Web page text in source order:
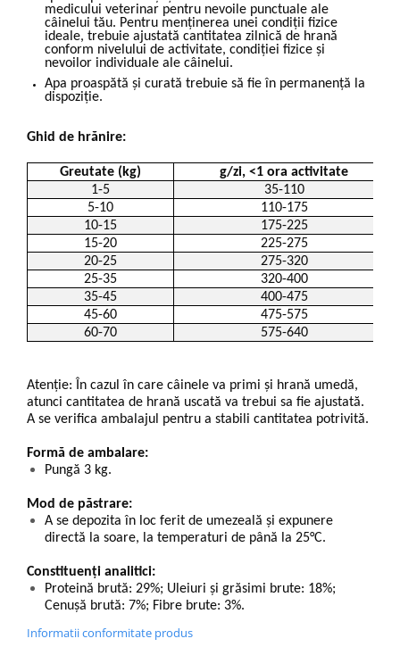
medicului veterinar pentru nevoile punctuale ale
câinelui tău. Pentru menținerea unei condiții fizice
ideale, trebuie ajustată cantitatea zilnică de hrană
conform nivelului de activitate, condiției fizice și
nevoilor individuale ale câinelui.
Apa proaspătă și curată trebuie să fie în permanență la
dispoziție.
Ghid de hrănire:
Greutate (kg)
g/zi, <1 ora activitate
1-5
35-110
5-10
110-175
10-15
175-225
15-20
225-275
20-25
275-320
25-35
320-400
35-45
400-475
45-60
475-575
60-70
575-640
Atenție: În cazul în care câinele va primi și hrană umedă,
atunci cantitatea de hrană uscată va trebui sa fie ajustată.
A se verifica ambalajul pentru a stabili cantitatea potrivită.
Formă de ambalare:
Pungă 3 kg.
Mod de păstrare:
A se depozita în loc ferit de umezeală și expunere
directă la soare, la temperaturi de până la 25°C.
Constituenți analitici:
Proteină brută: 29%; Uleiuri şi grăsimi brute: 18%;
Cenuşă brută: 7%; Fibre brute: 3%.
Informatii conformitate produs